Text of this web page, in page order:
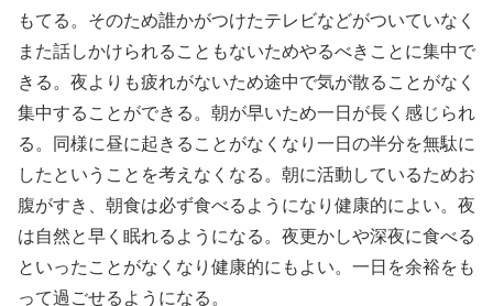
もてる。そのため誰かがつけたテレビなどがついていなく
また話しかけられることもないためやるべきことに集中で
きる。夜よりも疲れがないため途中で気が散ることがなく
集中することができる。朝が早いため一日が長く感じられ
る。同様に昼に起きることがなくなり一日の半分を無駄に
したということを考えなくなる。朝に活動しているためお
腹がすき、朝食は必ず食べるようになり健康的によい。夜
は自然と早く眠れるようになる。夜更かしや深夜に食べる
といったことがなくなり健康的にもよい。一日を余裕をも
って過ごせるようになる。